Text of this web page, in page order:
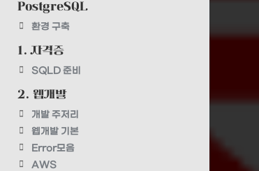
PostgreSQL
환경 구축
1. 자격증
SQLD 준비
2. 웹개발
개발 주저리
웹개발 기본
Error모음
AWS